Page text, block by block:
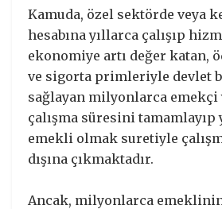
Kamuda, özel sektörde veya
hesabına yıllarca çalışıp
ekonomiye artı değer katan,
ve sigorta primleriyle devlet
sağlayan milyonlarca emekçi
çalışma süresini tamamlayıp
emekli olmak suretiyle
dışına çıkmaktadır.
Ancak, milyonlarca